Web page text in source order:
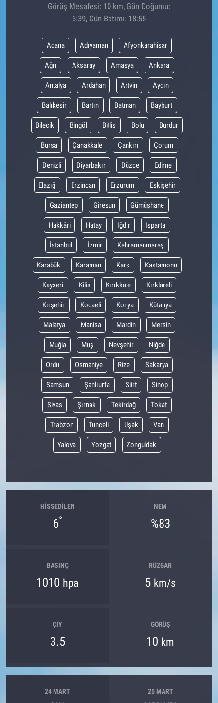
Görüş Mesafesi: 10 km, Gün Doğumu:
6:39, Gün Batımı: 18:55
Adana Adıyaman Afyonkarahisar
Ağrı Aksaray Amasya Ankara
Antalya Ardahan Artvin Aydın
Balıkesir Bartın Batman Bayburt
Bilecik Bingöl Bitlis Bolu Burdur
Bursa Çanakkale Çankırı Çorum
Denizli Diyarbakır Düzce Edirne
Elazığ Erzincan Erzurum Eskişehir
Gaziantep Giresun Gümüşhane
Hakkâri Hatay Iğdır Isparta
İstanbul İzmir Kahramanmaraş
Karabük Karaman Kars Kastamonu
Kayseri Kilis Kırıkkale Kırklareli
Kırşehir Kocaeli Konya Kütahya
Malatya Manisa Mardin Mersin
Muğla Muş Nevşehir Niğde
Ordu Osmaniye Rize Sakarya
Samsun Şanlıurfa Siirt Sinop
Sivas Şırnak Tekirdağ Tokat
Trabzon Tunceli Uşak Van
Yalova Yozgat Zonguldak
HISSEDILEN
6°
NEM
%83
BASINÇ
1010 hpa
RÜZGAR
5 km/s
ÇIY
3.5
GÖRÜŞ
10 km
24 MART 25 MART